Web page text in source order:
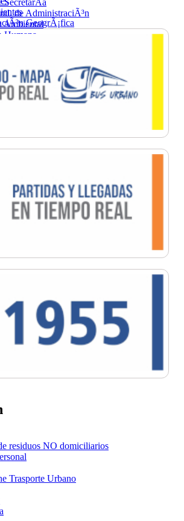
SecretarÃ­a
de AdministraciÃ³n
Ambiental
Humana
Social
General
residuos NO domiciliarios
Trasporte Urbano